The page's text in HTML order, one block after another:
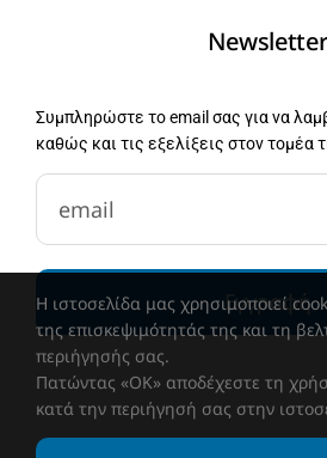
Newsletter
Συμπληρώστε το email σας για να
καθώς και τις εξελίξεις στον τομέα
newsletter-email
Εγγραφή
Η ιστοσελίδα μας χρησιμοποιεί
της επισκεψιμότητάς της και τη
περιήγησής σας.
Πατώντας «OK» αποδέχεστε τη
κατά την περιήγησή σας στην